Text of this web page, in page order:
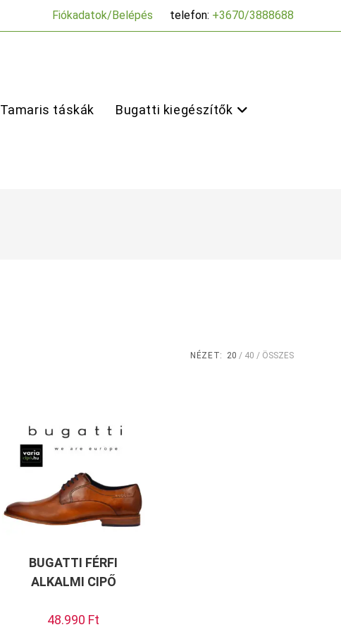
Fiókadatok/Belépés telefon: +3670/3888688
Tamaris táskák Bugatti kiegészítők
NÉZET: 20 40 ÖSSZES
BUGATTI FÉRFI
ALKALMI CIPŐ
48.990 Ft